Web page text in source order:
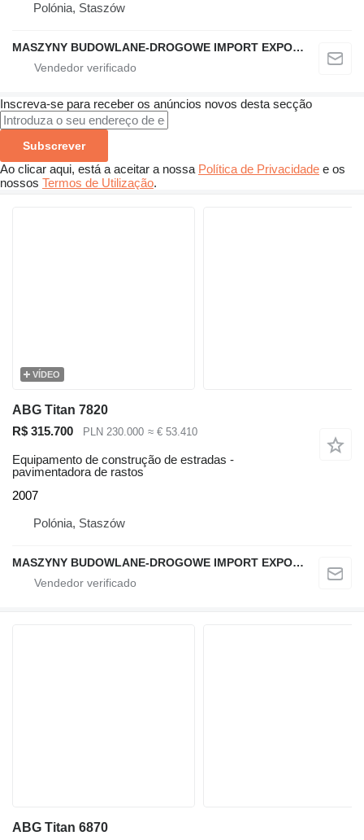
Polónia, Staszów
MASZYNY BUDOWLANE-DROGOWE IMPORT EXPORT
Inscreva-se para receber os anúncios novos desta secção
Subscrever
Ao clicar aqui, está a aceitar a nossa Política de Privacidade e os
nossos Termos de Utilização.
VÍDEO
ABG Titan 7820
R$ 315.700
PLN 230.000 ≈ € 53.410
Equipamento de construção de estradas -
pavimentadora de rastos
2007
Polónia, Staszów
MASZYNY BUDOWLANE-DROGOWE IMPORT EXPORT
ABG Titan 6870